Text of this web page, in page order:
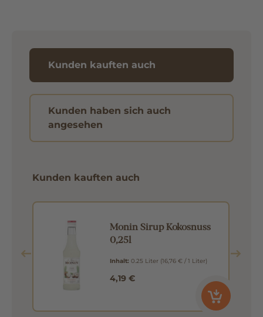
Kunden kauften auch
Kunden haben sich auch
angesehen
Kunden kauften auch
Monin Sirup Kokosnuss
0,25l
Inhalt: 0.25 Liter (16,76 € / 1 Liter)
4,19 €